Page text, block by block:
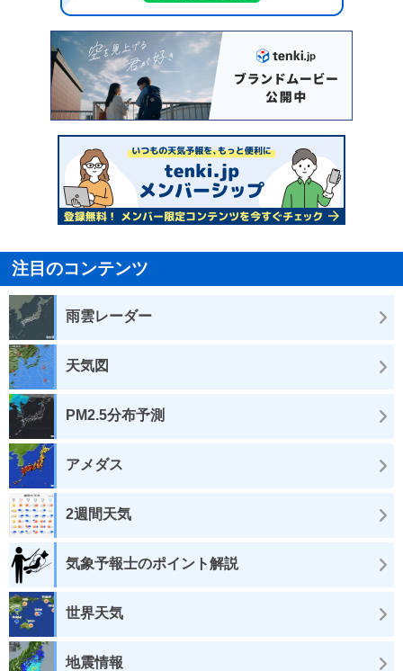
注目のコンテンツ
雨雲レーダー
天気図
PM2.5分布予測
アメダス
2週間天気
気象予報士のポイント解説
世界天気
地震情報